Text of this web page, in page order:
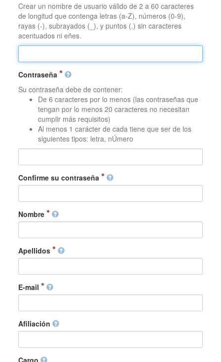
Crear un nombre de usuario válido de 2 a 60 caracteres
de longitud que contenga letras (a-Z), números (0-9),
rayas (-), subrayados (_), y puntos (.) sin caracteres
acentuados ni eñes.
Contraseña
Su contraseña debe de contener:
De 6 caracteres por lo menos (las contraseñas que
tengan por lo menos 20 caracteres no necesitan
cumplir más requisitos)
Al menos 1 carácter de cada tiene que ser de los
siguientes tipos: letra, nÚmero
Confirme su contraseña
Nombre
Apellidos
E-mail
Afiliación
Cargo